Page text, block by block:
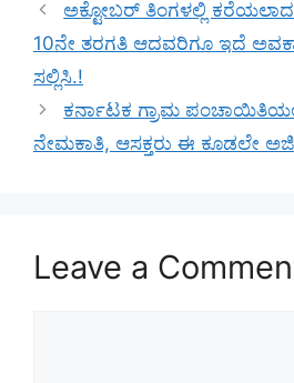
ಅಕ್ಟೋಬರ್ ತಿಂಗಳಲ್ಲಿ ಕರೆಯಲಾದ
10ನೇ ತರಗತಿ ಆದವರಿಗೂ ಇದೆ
ಸಲ್ಲಿಸಿ.!
ಕರ್ನಾಟಕ ಗ್ರಾಮ
ನೇಮಕಾತಿ, ಆಸಕ್ತರು ಈ ಕೂಡಲೇ
Leave a